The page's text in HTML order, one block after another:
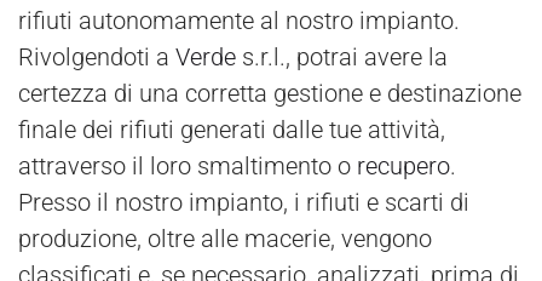
rifiuti autonomamente al nostro impianto.
Rivolgendoti a Verde s.r.l., potrai avere la
certezza di una corretta gestione e destinazione
finale dei rifiuti generati dalle tue attività,
attraverso il loro smaltimento o recupero.
Presso il nostro impianto, i rifiuti e scarti di
produzione, oltre alle macerie, vengono
classificati e, se necessario, analizzati, prima di